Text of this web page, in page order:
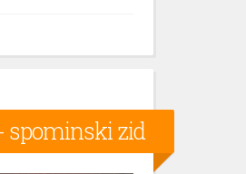
spominski zid